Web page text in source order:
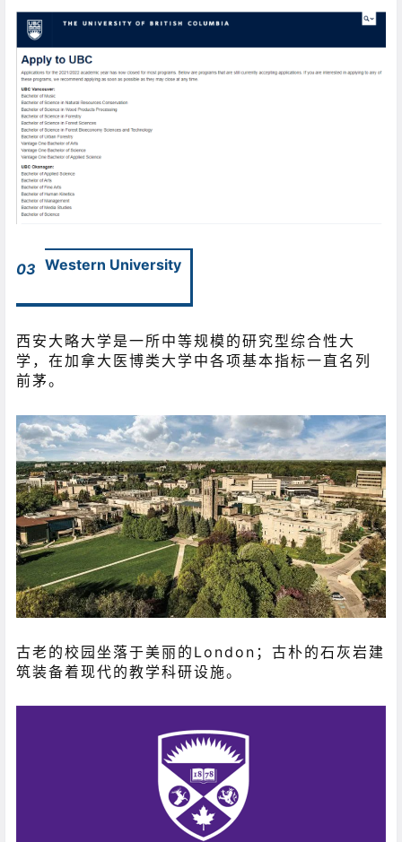
03 Western University
西安大略大学是一所中等规模的研究型综合性大
学，在加拿大医博类大学中各项基本指标一直名列
前茅。
古老的校园坐落于美丽的London；古朴的石灰岩建
筑装备着现代的教学科研设施。